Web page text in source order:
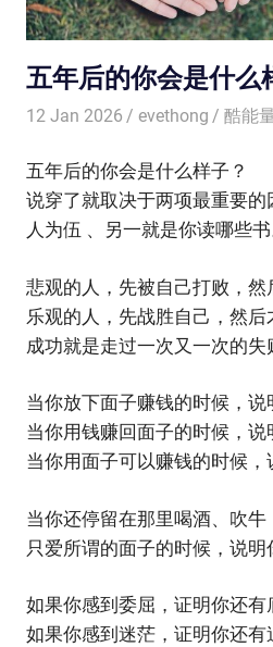
五年后的你会是什么
12 Jan 2026 evethong 酷能
五年后的你会是什么样子？
说穿了就取决于两项最重要
人为伍 、另一就是你读哪些书
悲观的人，先被自己打败，然
乐观的人，先战胜自己，然后
成功就是走过一次又一次的失
当你放下面子赚钱的时候，说
当你用钱赚回面子的时候，说
当你用面子可以赚钱的时候，
当你还停留在那里喝酒、吹牛
只爱所谓的面子的时候，说
如果你感到委屈，证明你还有
如果你感到迷茫，证明你还有